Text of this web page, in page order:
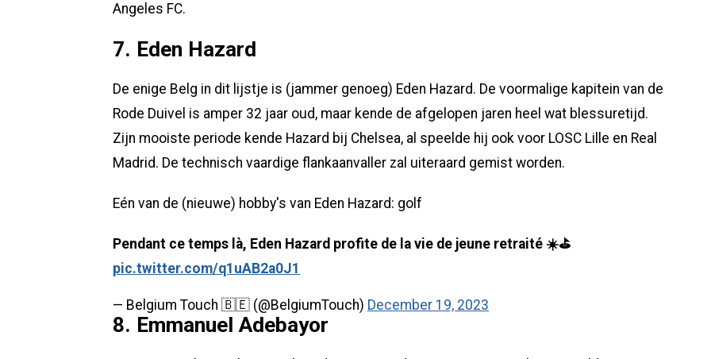
Angeles FC.
7. Eden Hazard
De enige Belg in dit lijstje is (jammer genoeg) Eden Hazard. De voormalige kapitein van de
Rode Duivel is amper 32 jaar oud, maar kende de afgelopen jaren heel wat blessuretijd.
Zijn mooiste periode kende Hazard bij Chelsea, al speelde hij ook voor LOSC Lille en Real
Madrid. De technisch vaardige flankaanvaller zal uiteraard gemist worden.
Eén van de (nieuwe) hobby's van Eden Hazard: golf
Pendant ce temps là, Eden Hazard profite de la vie de jeune retraité ☀️⛳️
pic.twitter.com/q1uAB2a0J1
— Belgium Touch 🇧🇪 (@BelgiumTouch) December 19, 2023
8. Emmanuel Adebayor